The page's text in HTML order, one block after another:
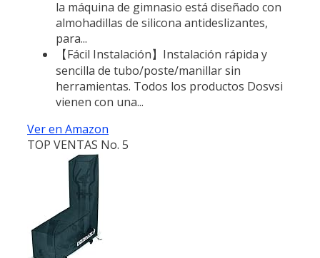
la máquina de gimnasio está diseñado con
almohadillas de silicona antideslizantes,
para...
【Fácil Instalación】Instalación rápida y
sencilla de tubo/poste/manillar sin
herramientas. Todos los productos Dosvsi
vienen con una...
Ver en Amazon
TOP VENTAS No. 5